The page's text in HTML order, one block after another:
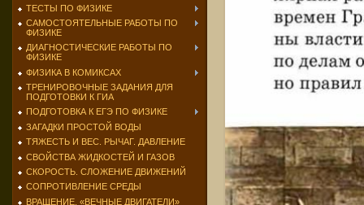
ТЕСТЫ ПО ФИЗИКЕ
САМОСТОЯТЕЛЬНЫЕ РАБОТЫ ПО
ФИЗИКЕ
ДИАГНОСТИЧЕСКИЕ РАБОТЫ ПО
ФИЗИКЕ
ФИЗИКА В КОМИКСАХ
ТРЕНИРОВОЧНЫЕ ЗАДАНИЯ ДЛЯ
ПОДГОТОВКИ К ГИА
ПОДГОТОВКА К ЕГЭ ПО ФИЗИКЕ
ЗАГАДКИ ПРОСТОЙ ВОДЫ
ТЯЖЕСТЬ И ВЕС. РЫЧАГ. ДАВЛЕНИЕ
СВОЙСТВА ЖИДКОСТЕЙ И ГАЗОВ
СКОРОСТЬ. СЛОЖЕНИЕ ДВИЖЕНИЙ
СОПРОТИВЛЕНИЕ СРЕДЫ
ВРАЩЕНИЕ. «ВЕЧНЫЕ ДВИГАТЕЛИ»